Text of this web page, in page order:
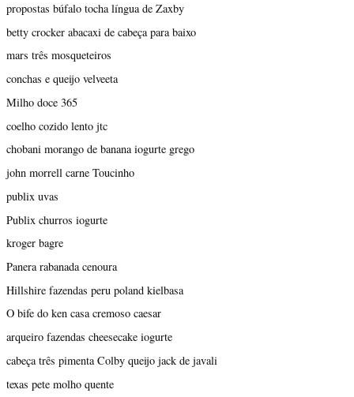
propostas búfalo tocha língua de Zaxby
betty crocker abacaxi de cabeça para baixo
mars três mosqueteiros
conchas e queijo velveeta
Milho doce 365
coelho cozido lento jtc
chobani morango de banana iogurte grego
john morrell carne Toucinho
publix uvas
Publix churros iogurte
kroger bagre
Panera rabanada cenoura
Hillshire fazendas peru poland kielbasa
O bife do ken casa cremoso caesar
arqueiro fazendas cheesecake iogurte
cabeça três pimenta Colby queijo jack de javali
texas pete molho quente